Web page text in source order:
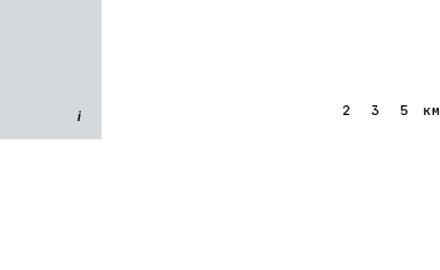
i 2 3 5 км